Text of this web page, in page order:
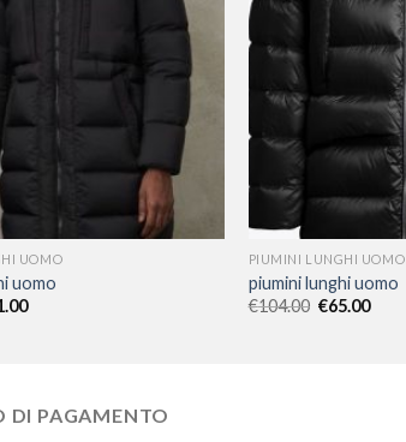
UOMO
uomo
PIUMINI LUNGHI UOMO
piumini lunghi uomo
€104.00 €65.00
DI PAGAMENTO